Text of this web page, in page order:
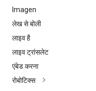
Imagen
लेख से बोली
लाइव है
लाइव ट्रांसलेट
एंबेड करना
रोबोटिक्स